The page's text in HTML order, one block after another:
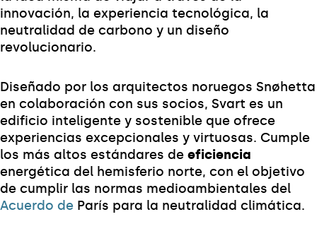
innovación, la experiencia tecnológica, la
neutralidad de carbono y un diseño
revolucionario.
Diseñado por los arquitectos noruegos Snøhetta
en colaboración con sus socios, Svart es un
edificio inteligente y sostenible que ofrece
experiencias excepcionales y virtuosas. Cumple
los más altos estándares de eficiencia
energética del hemisferio norte, con el objetivo
de cumplir las normas medioambientales del
Acuerdo de París para la neutralidad climática.